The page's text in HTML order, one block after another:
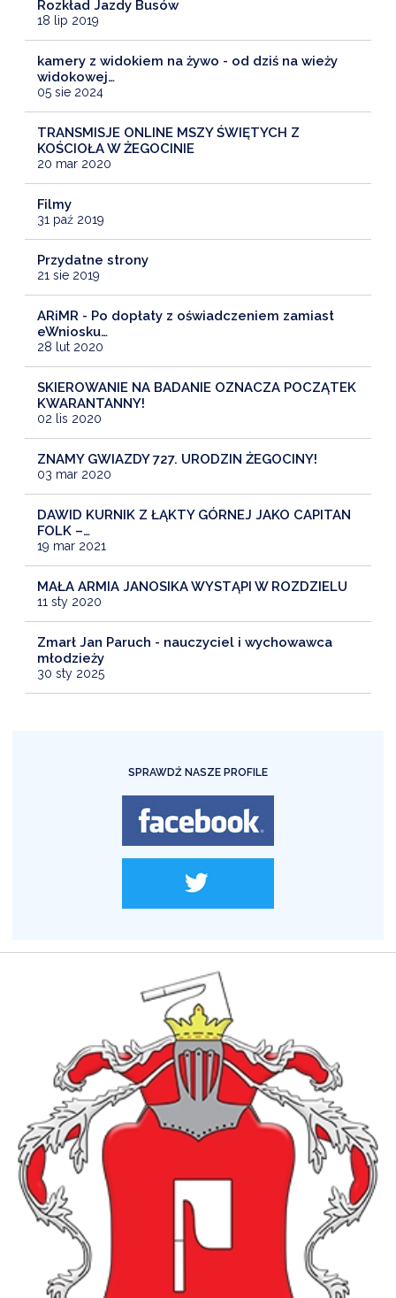
Rozkład Jazdy Busów
18 lip 2019
kamery z widokiem na żywo - od dziś na wieży
widokowej…
05 sie 2024
TRANSMISJE ONLINE MSZY ŚWIĘTYCH Z
KOŚCIOŁA W ŻEGOCINIE
20 mar 2020
Filmy
31 paź 2019
Przydatne strony
21 sie 2019
ARiMR - Po dopłaty z oświadczeniem zamiast
eWniosku…
28 lut 2020
SKIEROWANIE NA BADANIE OZNACZA POCZĄTEK
KWARANTANNY!
02 lis 2020
ZNAMY GWIAZDY 727. URODZIN ŻEGOCINY!
03 mar 2020
DAWID KURNIK Z ŁĄKTY GÓRNEJ JAKO CAPITAN
FOLK –…
19 mar 2021
MAŁA ARMIA JANOSIKA WYSTĄPI W ROZDZIELU
11 sty 2020
Zmarł Jan Paruch - nauczyciel i wychowawca
młodzieży
30 sty 2025
SPRAWDŹ NASZE PROFILE